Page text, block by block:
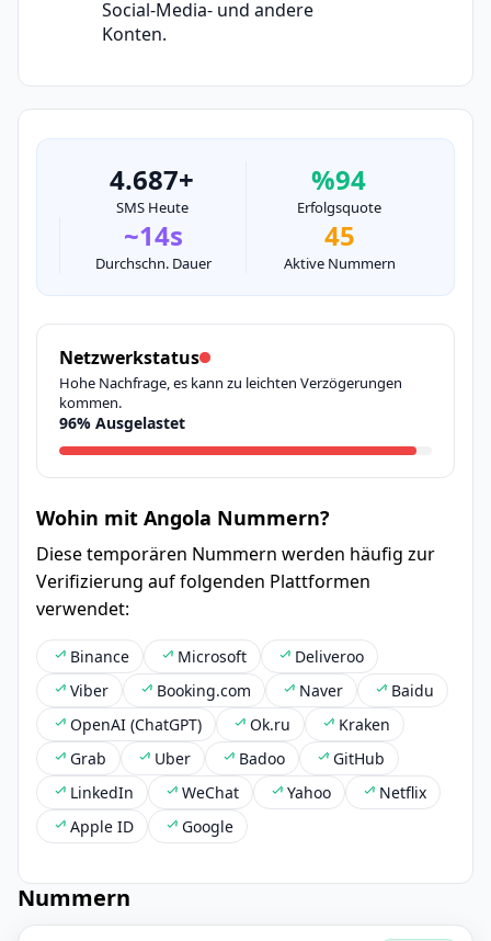
Social-Media- und andere
Konten.
4.687+
SMS Heute
%94
Erfolgsquote
~14s
Durchschn. Dauer
45
Aktive Nummern
Netzwerkstatus
Hohe Nachfrage, es kann zu leichten Verzögerungen
kommen.
96% Ausgelastet
Wohin mit Angola Nummern?
Diese temporären Nummern werden häufig zur
Verifizierung auf folgenden Plattformen
verwendet:
Binance Microsoft
Deliveroo
Viber
Booking.com Naver
Baidu
OpenAI (ChatGPT)
Ok.ru
Kraken
Grab
Uber Badoo
GitHub
LinkedIn
WeChat Yahoo
Netflix
Apple ID
Google
Nummern